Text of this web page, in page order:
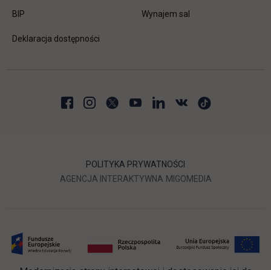
BIP
Deklaracja dostępności
Wynajem sal
POLITYKA PRYWATNOŚCI
AGENCJA INTERAKTYWNA LINK OTWIERA SIĘ W
MIGOMEDIA